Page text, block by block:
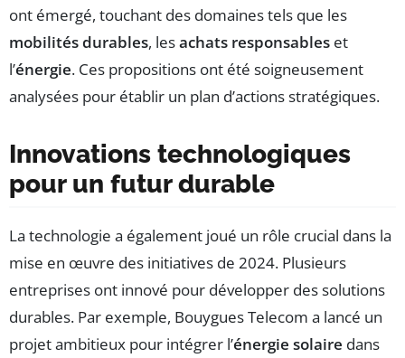
ont émergé, touchant des domaines tels que les
mobilités durables, lesachats responsables et
l’énergie. Ces propositions ont été soigneusement
analysées pour établir un plan d’actions stratégiques.
Innovations technologiques
pour un futur durable
La technologie a également joué un rôle crucial dans la
mise en œuvre des initiatives de 2024. Plusieurs
entreprises ont innové pour développer des solutions
durables. Par exemple, Bouygues Telecom a lancé un
projet ambitieux pour intégrer l’énergie solaire dans